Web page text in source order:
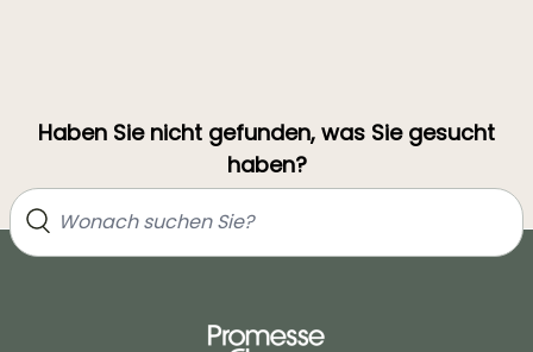
Haben Sie nicht gefunden, was Sie gesucht
haben?